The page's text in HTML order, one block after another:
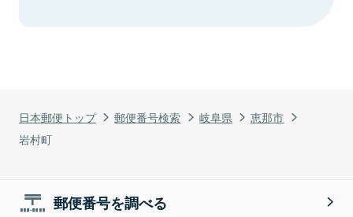
日本郵便トップ 郵便番号検索 岐阜県
恵那市
岩村町
郵便番号を調べる